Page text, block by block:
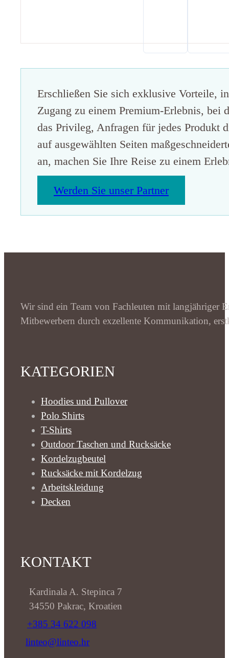
Erschließen Sie sich exklusive Vorteile,
Zugang zu einem Premium-Erlebnis, bei
das Privileg, Anfragen für jedes Produkt
auf ausgewählten Seiten
an, machen Sie Ihre Reise zu einem
Werden Sie unser Partner
Wir sind ein Team von Fachleuten mit langjähriger
Mitbewerbern durch exzellente Kommunikation,
KATEGORIEN
Hoodies und Pullover
Polo Shirts
T-Shirts
Outdoor Taschen und Rucksäcke
Kordelzugbeutel
Rucksäcke mit Kordelzug
Arbeitskleidung
Decken
KONTAKT
Kardinala A. Stepinca 7
34550 Pakrac, Kroatien
+385 34 622 098
linteo@linteo.hr